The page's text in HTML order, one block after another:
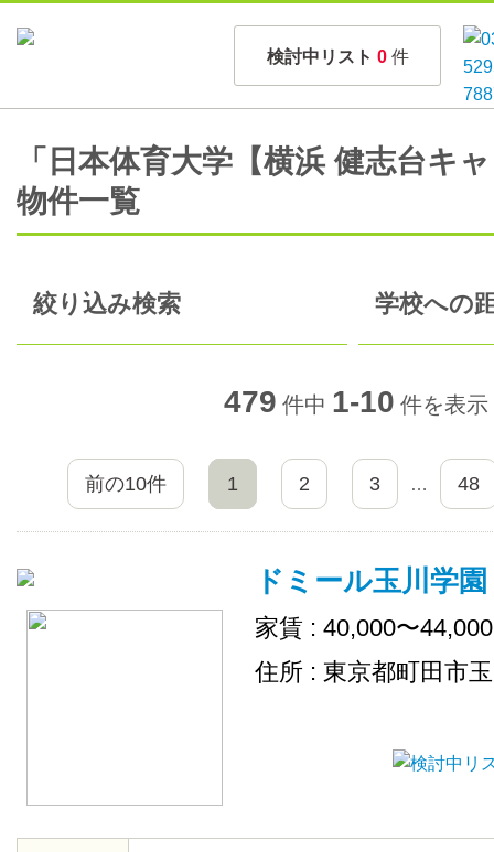
検討中リスト 0 件
「日本体育大学【横浜 健志台キ
物件一覧
絞り込み検索 学校への
479 件中 1-10 件を表示
前の10件 1 2 3 … 48
ドミール玉川学園
家賃 : 40,000〜
住所 : 東京都町田市